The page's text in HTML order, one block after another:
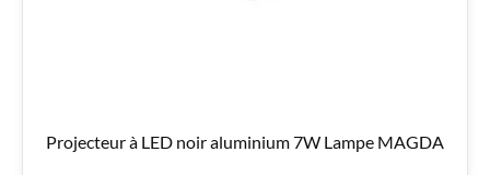
Projecteur à LED noir aluminium 7W Lampe MAGDA